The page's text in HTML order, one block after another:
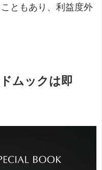
ともあり、利益度外
ムックは即